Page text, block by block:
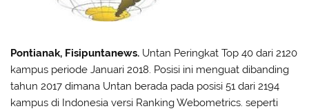
Pontianak, Fisipuntanews. Untan Peringkat Top 40 dari 2120
kampus periode Januari 2018. Posisi ini menguat dibanding
tahun 2017 dimana Untan berada pada posisi 51 dari 2194
kampus di Indonesia versi Ranking Webometrics. seperti